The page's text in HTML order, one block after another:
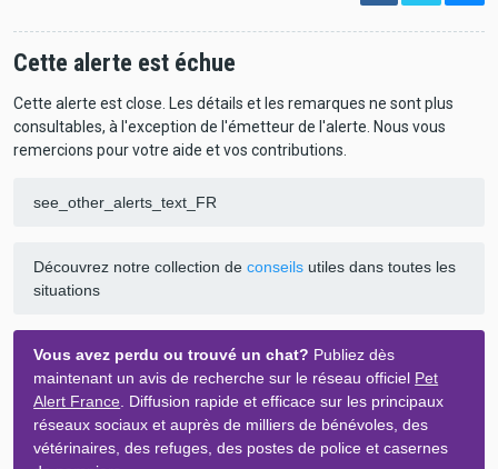
configuration
Cette alerte est échue
Cette alerte est close. Les détails et les remarques ne sont plus
consultables, à l'exception de l'émetteur de l'alerte. Nous vous
remercions pour votre aide et vos contributions.
see_other_alerts_text_FR
Découvrez notre collection deconseils utiles dans toutes les
situations
Vous avez perdu ou trouvé un chat? Publiez dès
maintenant un avis de recherche sur le réseau officiel Pet
Alert France . Diffusion rapide et efficace sur les principaux
réseaux sociaux et auprès de milliers de bénévoles, des
vétérinaires, des refuges, des postes de police et casernes